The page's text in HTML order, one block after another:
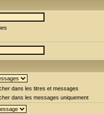
dans les titres et messages
dans les messages uniquement